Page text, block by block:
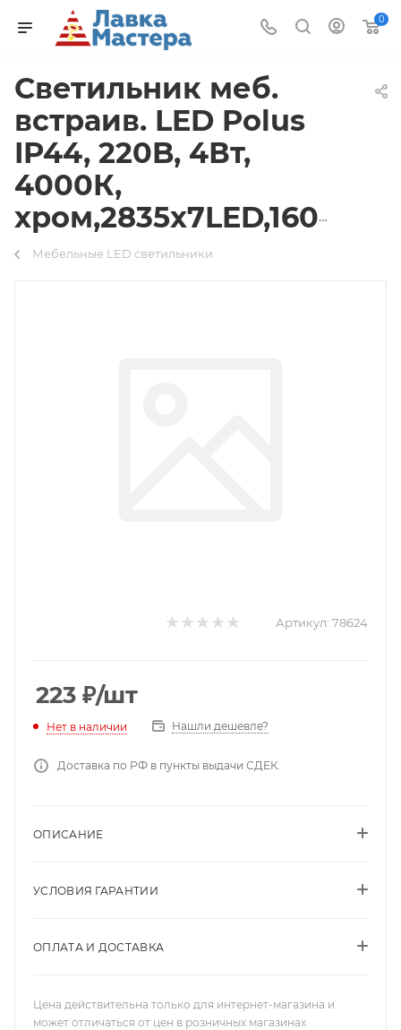
0
Светильник меб.
встраив. LED Polus
IP44, 220B, 4Вт,
4000К,
хром,2835х7LED,160Лм
Мебельные LED светильники
Артикул: 78624
223 ₽/шт
Нет в наличии Нашли дешевле?
Доставка по РФ в пункты выдачи СДЕК.
ОПИСАНИЕ
УСЛОВИЯ ГАРАНТИИ
ОПЛАТА И ДОСТАВКА
Цена действительна только для интернет-магазина и
может отличаться от цен в розничных магазинах